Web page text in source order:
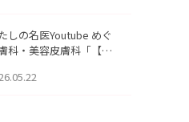
しの名医Youtube めぐ
科・美容皮膚科「【ヒ
ハイブリッド注入を美